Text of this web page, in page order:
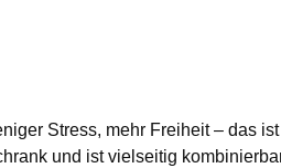
Stress, mehr Freiheit – das
und ist vielseitig